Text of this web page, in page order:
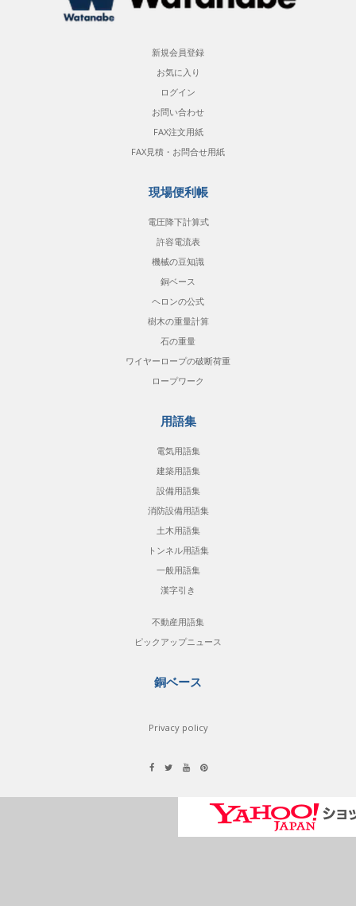
新規会員登録
お気に入り
ログイン
お問い合わせ
FAX注文用紙
FAX見積・お問合せ用紙
現場便利帳
電圧降下計算式
許容電流表
機械の豆知識
銅ベース
ヘロンの公式
樹木の重量計算
石の重量
ワイヤーロープの破断荷重
ロープワーク
用語集
電気用語集
建築用語集
設備用語集
消防設備用語集
土木用語集
トンネル用語集
一般用語集
漢字引き
不動産用語集
ピックアップニュース
銅ベース
Privacy policy